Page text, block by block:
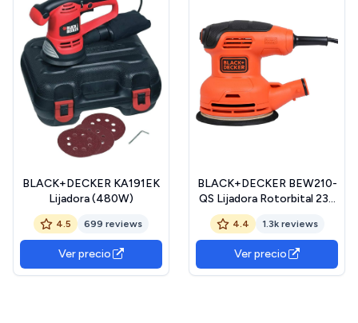
BLACK+DECKER KA191EK
Lijadora (480W)
4.5 699 reviews
Ver precio
BLACK+DECKER BEW210-
QS Lijadora Rotorbital 230
W, Diámetro de Papel 125
mm, Diámetro de Orbita 2.4
mm, Fijación Tipo Velcro,
Bolsa de Extracción de
Polvo
4.4 1.3k reviews
Ver precio